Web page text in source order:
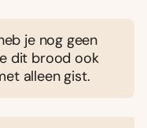
je nog geen
dit brood ook
alleen gist.